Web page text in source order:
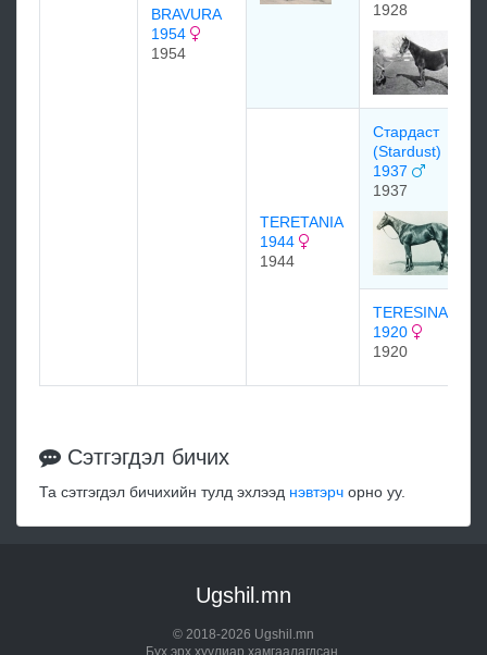
BRAVURA
1954
1954
1928
TERETANIA
1944
1944
Стардаст
(Stardust)
1937
1937
TERESINA
1920
1920
Сэтгэгдэл бичих
Та сэтгэгдэл бичихийн тулд эхлээд нэвтэрч орно уу.
Ugshil.mn
© 2018-2026 Ugshil.mn